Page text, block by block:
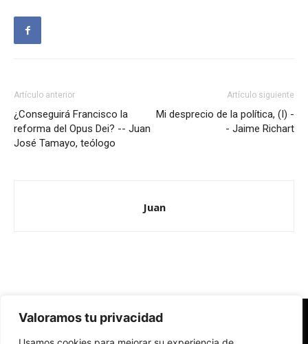
Valoramos tu privacidad
Artículo anterior
¿Conseguirá Francisco la
reforma del Opus Dei? -- Juan
José Tamayo, teólogo
Artículo siguiente
Mi desprecio de la política, (I) -
- Jaime Richart
Juan
Redes Cristianas